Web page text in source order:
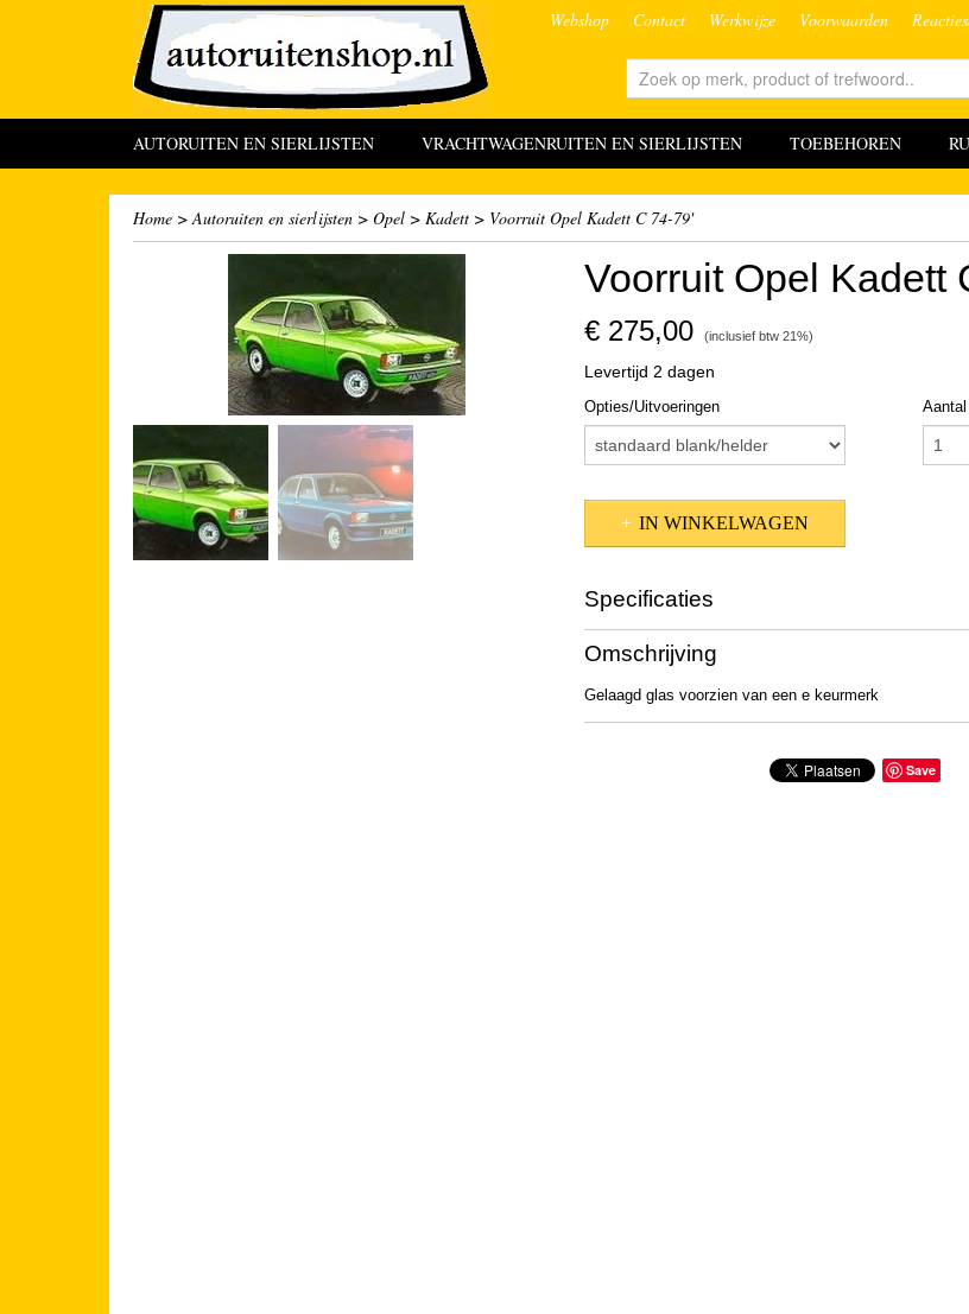
Webshop Contact Werkwijze Voorwaarden
AUTORUITEN EN SIERLIJSTEN VRACHTWAGENRUITEN EN SIERLIJSTEN TOEBEHOREN
Home >Autoruiten en sierlijsten > Opel > Kadett > Voorruit Opel Kadett C 74-79'
Voorruit Opel Kadett
€ 275,00 (inclusief btw 21%)
Levertijd 2 dagen
Opties/Uitvoeringen Aantal
IN WINKELWAGEN
Specificaties
Productcode
Omschrijving
Gelaagd glas voorzien van een e keurmerk
Save